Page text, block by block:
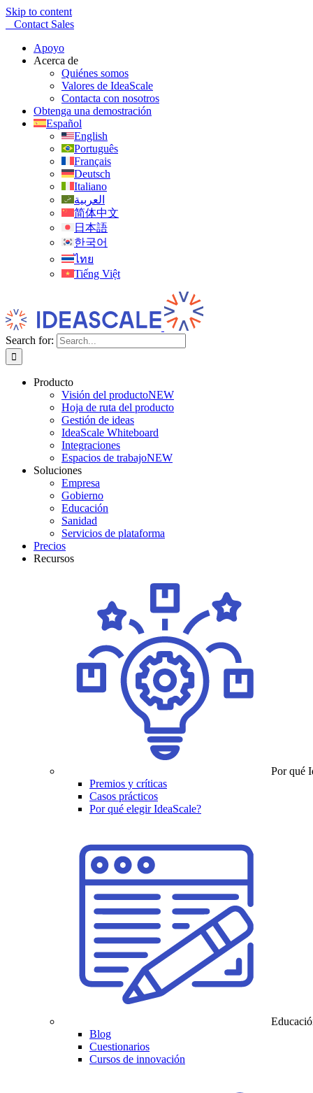
Skip to content
Contact Sales
Apoyo
Acerca de
Quiénes somos
Valores de IdeaScale
Contacta con nosotros
Obtenga una demostración
Español
English
Português
Français
Deutsch
Italiano
العربية
简体中文
日本語
한국어
ไทย
Tiếng Việt
Search for:
Producto
Visión del productoNEW
Hoja de ruta del producto
Gestión de ideas
IdeaScale Whiteboard
Integraciones
Espacios de trabajoNEW
Soluciones
Empresa
Gobierno
Educación
Sanidad
Servicios de plataforma
Precios
Recursos
Por qué
Premios y críticas
Casos prácticos
Por qué elegir IdeaScale?
Blog
Cuestionarios
Cursos de innovación